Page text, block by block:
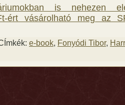
is nehezen
ért vásárolható meg az
e-book, Fonyódi Tibor,